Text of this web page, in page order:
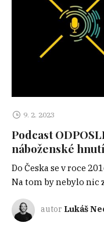
9. 2. 2023
Podcast
náboženské
Do Česka se v roce
Na tom by nebylo nic
autor Lukáš